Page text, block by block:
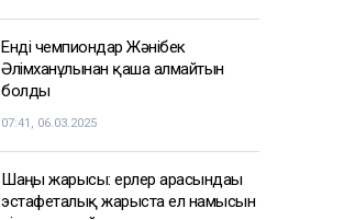
Енді чемпиондар Жәнібек
Әлімханұлынан қаша алмайтын
болды
07:41, 06.03.2025
Шаңғы жарысы: ерлер арасындағы
эстафеталық жарыста ел намысын